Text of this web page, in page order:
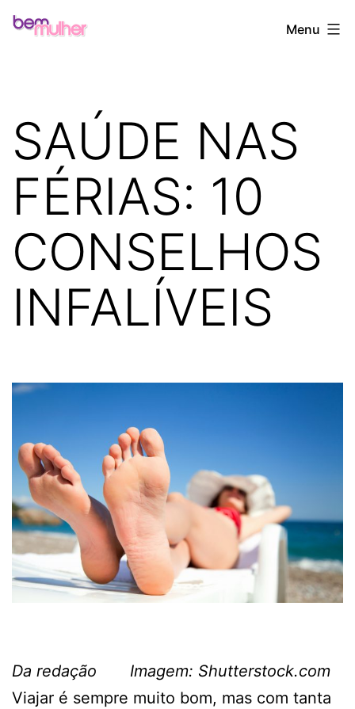
Pular
Bem
Menu
SAÚDE NAS
FÉRIAS: 10
CONSELHOS
INFALÍVEIS
Da redação Imagem: Shutterstock.com
Viajar é sempre muito bom, mas com tanta